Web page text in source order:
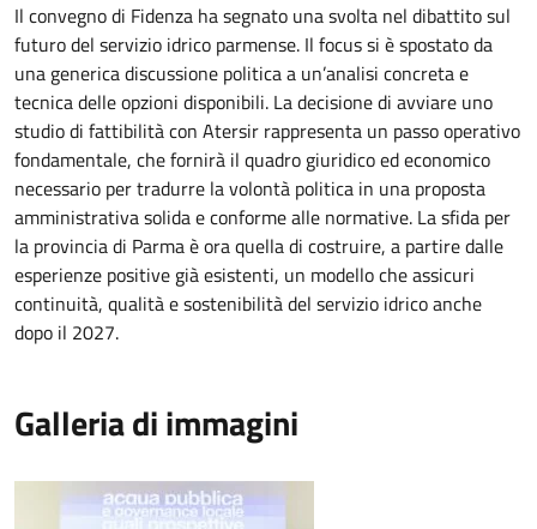
Il convegno di Fidenza ha segnato una svolta nel dibattito sul
futuro del servizio idrico parmense. Il focus si è spostato da
una generica discussione politica a un’analisi concreta e
tecnica delle opzioni disponibili. La decisione di avviare uno
studio di fattibilità con Atersir rappresenta un passo operativo
fondamentale, che fornirà il quadro giuridico ed economico
necessario per tradurre la volontà politica in una proposta
amministrativa solida e conforme alle normative. La sfida per
la provincia di Parma è ora quella di costruire, a partire dalle
esperienze positive già esistenti, un modello che assicuri
continuità, qualità e sostenibilità del servizio idrico anche
dopo il 2027.
Galleria di immagini